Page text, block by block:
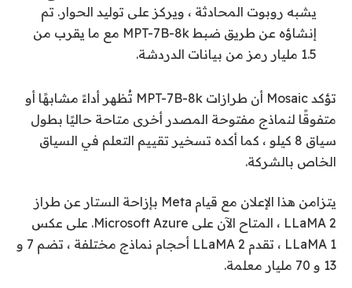
يشبه روبوت المحادثة ، ويركز على توليد الحوار. تم
إنشاؤه عن طريق ضبط MPT-7B-8k مع ما يقرب من
1.5 مليار رمز من بيانات الدردشة.
تؤكد Mosaic أن طرازات MPT-7B-8k تُظهر أداءً مشابهًا أو
متفوقًا لنماذج مفتوحة المصدر أخرى متاحة حاليًا بطول
سياق 8 كيلو ، كما أكده تسخير تقييم التعلم في السياق
الخاص بالشركة.
يتزامن هذا الإعلان مع قيام Meta بإزاحة الستار عن طراز
LLaMA 2 ، المتاح الآن على Microsoft Azure. على عكس
LLaMA 1 ، تقدم LLaMA 2 أحجام نماذج مختلفة ، تضم 7 و
13 و 70 مليار معلمة.